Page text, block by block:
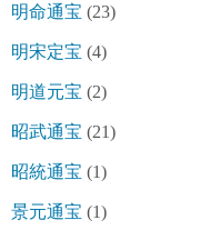
明命通宝 (23)
明宋定宝 (4)
明道元宝 (2)
昭武通宝 (21)
昭統通宝 (1)
景元通宝 (1)